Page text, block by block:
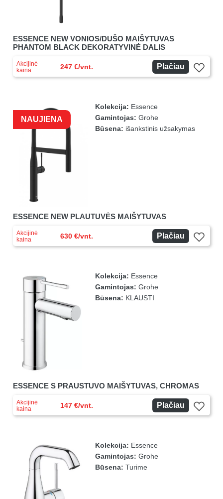
ESSENCE NEW VONIOS/DUŠO MAIŠYTUVAS
PHANTOM BLACK DEKORATYVINĖ DALIS
Akcijinė
kaina
247 €/vnt. Plačiau
NAUJIENA
Kolekcija: Essence
Gamintojas: Grohe
Būsena: išankstinis užsakymas
ESSENCE NEW PLAUTUVĖS MAIŠYTUVAS
Akcijinė
kaina
630 €/vnt. Plačiau
Kolekcija: Essence
Gamintojas: Grohe
Būsena: KLAUSTI
ESSENCE S PRAUSTUVO MAIŠYTUVAS, CHROMAS
Akcijinė
kaina
147 €/vnt. Plačiau
Kolekcija: Essence
Gamintojas: Grohe
Būsena: Turime